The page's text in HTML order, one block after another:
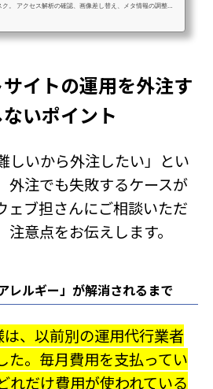
ク。 アクセス解析の確認、画像差し替え、メタ情報の調整、S
な負担になります。結果として、本来注力すべき改善施策や
率」を見直し、 無理なく業務を軽くするための考え方を整理
す。1. 小さなルーティン作業ほど、後から効いてくるWeb運
は、目立たないけれど欠かせな...
イトの運用を外注す
いポイント
しいから外注したい」とい
外注でも失敗するケースが
ェブ担さんにご相談いただ
意点をお伝えします。
レルギー」が解消されるまで
、以前別の運用代行業者
た。毎月費用を支払ってい
れだけ費用が使われている